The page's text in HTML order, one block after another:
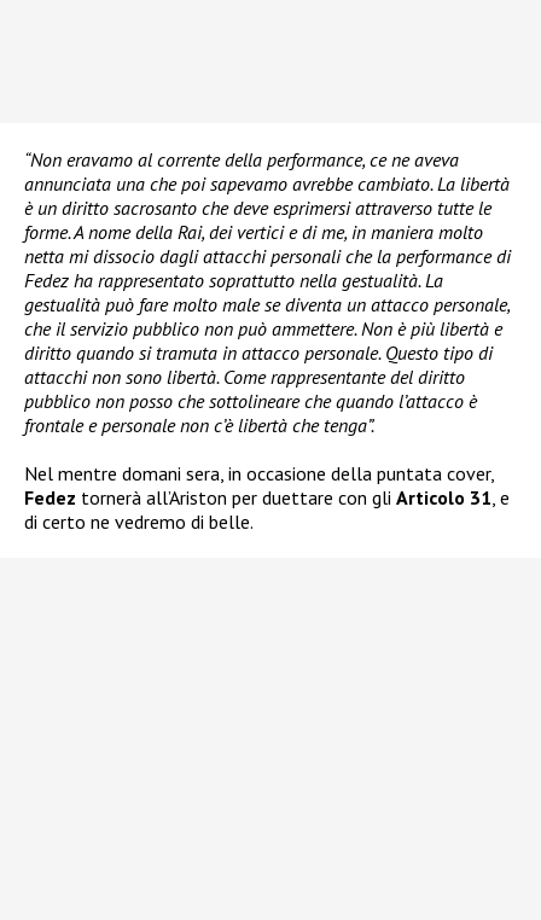
“Non eravamo al corrente della performance, ce ne aveva
annunciata una che poi sapevamo avrebbe cambiato. La libertà
è un diritto sacrosanto che deve esprimersi attraverso tutte le
forme. A nome della Rai, dei vertici e di me, in maniera molto
netta mi dissocio dagli attacchi personali che la performance di
Fedez ha rappresentato soprattutto nella gestualità. La
gestualità può fare molto male se diventa un attacco personale,
che il servizio pubblico non può ammettere. Non è più libertà e
diritto quando si tramuta in attacco personale. Questo tipo di
attacchi non sono libertà. Come rappresentante del diritto
pubblico non posso che sottolineare che quando l’attacco è
frontale e personale non c’è libertà che tenga”.
Nel mentre domani sera, in occasione della puntata cover,
Fedez tornerà all’Ariston per duettare con gli Articolo 31, e
di certo ne vedremo di belle.